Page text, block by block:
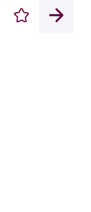
Enregistrer